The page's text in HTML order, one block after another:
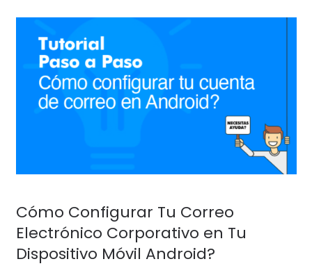
Cómo Configurar Tu Correo
Electrónico Corporativo en Tu
Dispositivo Móvil Android?